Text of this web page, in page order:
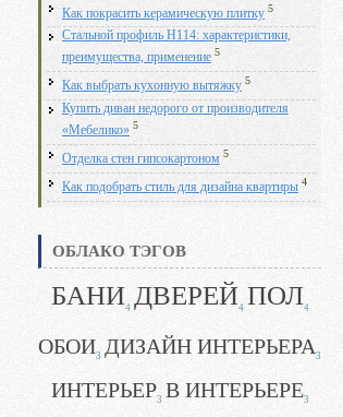
Как покрасить керамическую плитку 5
Стальной профиль Н114: характеристики,
преимущества, применение 5
Как выбрать кухонную вытяжку 5
Купить диван недорого от производителя
«Мебелико» 5
Отделка стен гипсокартоном 5
Как подобрать стиль для дизайна квартиры 4
ОБЛАКО ТЭГОВ
БАНИ4 ДВЕРЕЙ4 ПОЛ4
ОБОИ3 ДИЗАЙН ИНТЕРЬЕРА3
ИНТЕРЬЕР3 В ИНТЕРЬЕРЕ3